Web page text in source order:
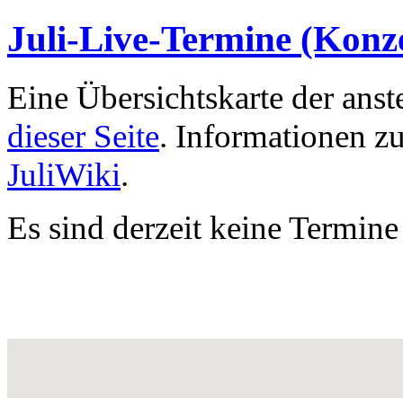
Juli-Live-Termine
Eine Übersichtskarte der
dieser Seite. Informationen
JuliWiki.
Es sind derzeit keine